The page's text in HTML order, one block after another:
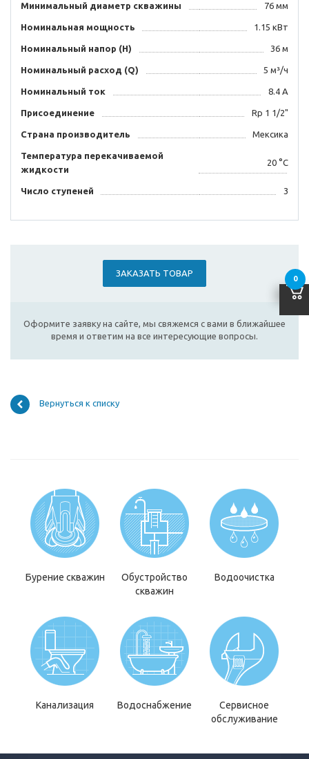
Минимальный диаметр скважины 76 мм
Номинальная мощность 1.15 кВт
Номинальный напор (Н) 36 м
Номинальный расход (Q) 5 м³/ч
Номинальный ток 8.4 A
Присоединение Rp 1 1/2"
Страна производитель Мексика
Температура перекачиваемой
жидкости
20 °C
Число ступеней 3
ЗАКАЗАТЬ ТОВАР
Оформите заявку на сайте, мы свяжемся с вами в ближайшее
время и ответим на все интересующие вопросы.
Вернуться к списку
Бурение скважин
Обустройство
скважин
Водоочистка
Канализация Водоснабжение
Сервисное
обслуживание
0